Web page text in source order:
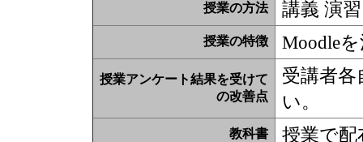
授業の方法 講義 演習
授業の特徴 Moodle
授業アンケート結果を受けて
の改善点
受講者
い。
教科書 授業で